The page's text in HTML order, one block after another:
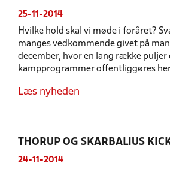
25-11-2014
Hvilke hold skal vi møde i foråret?
manges vedkommende givet på
december, hvor en lang række puljer
kampprogrammer offentliggøres
Læs nyheden
THORUP OG SKARBALIUS
24-11-2014